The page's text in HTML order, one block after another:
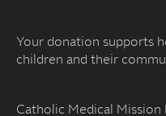
Your donation supports
children and their
Catholic Medical Mission